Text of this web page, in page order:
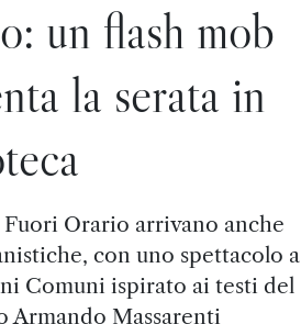
un flash mob
la serata in
Orario arrivano anche
con uno spettacolo a
Comuni ispirato ai testi del
Armando Massarenti